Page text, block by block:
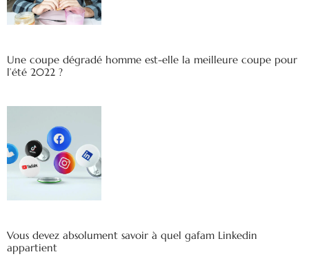
Une coupe dégradé homme est-elle la meilleure coupe pour
l’été 2022 ?
Vous devez absolument savoir à quel gafam Linkedin
appartient